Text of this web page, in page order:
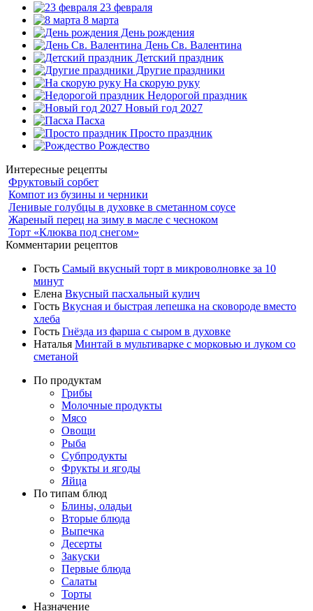
23 февраля
8 марта
День рождения
День Св. Валентина
Детский праздник
Другие праздники
На скорую руку
Недорогой праздник
Новый год 2027
Пасха
Просто праздник
Рождество
Интересные рецепты
Фруктовый сорбет
Компот из бузины и черники
Ленивые голубцы в духовке в сметанном соусе
Жареный перец на зиму в масле с чесноком
Торт «Клюква под снегом»
Комментарии рецептов
Гость Самый вкусный торт в микроволновке за 10
минут
Елена Вкусный пасхальный кулич
Гость Вкусная и быстрая лепешка на сковороде вместо
хлеба
Гость Гнёзда из фарша с сыром в духовке
Наталья Минтай в мультиварке с морковью и луком со
сметаной
По продуктам
Грибы
Молочные продукты
Мясо
Овощи
Рыба
Субпродукты
Фрукты и ягоды
Яйца
По типам блюд
Блины, оладьи
Вторые блюда
Выпечка
Десерты
Закуски
Первые блюда
Салаты
Торты
Назначение